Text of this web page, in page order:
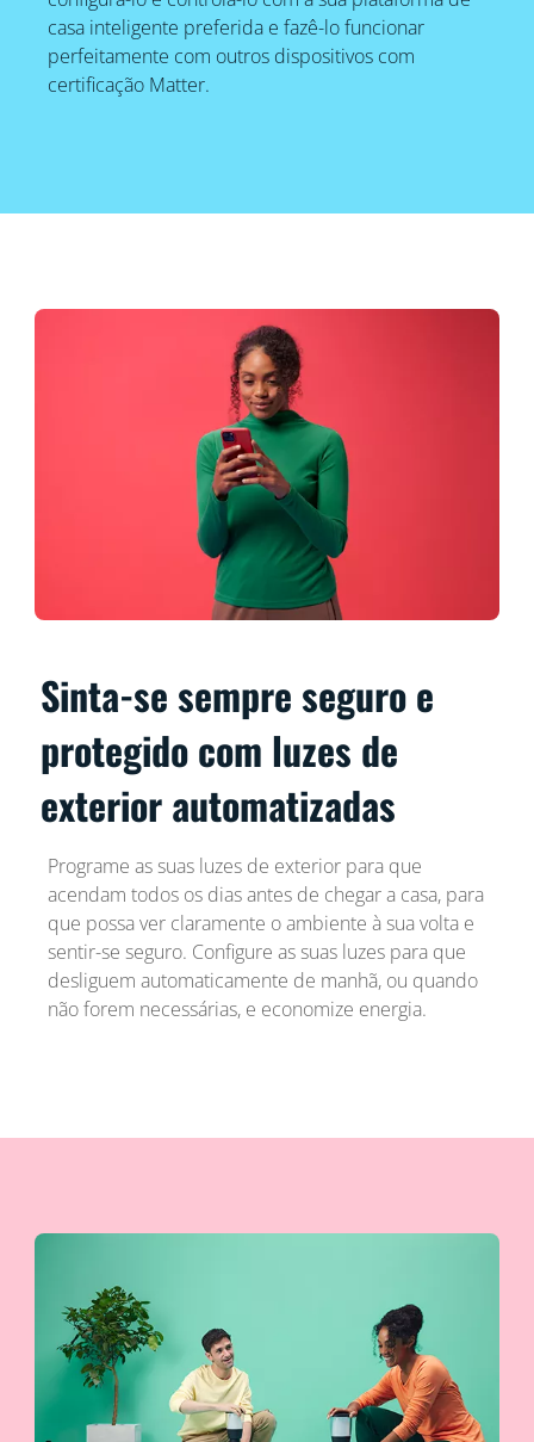
casa inteligente preferida e fazê-lo funcionar
perfeitamente com outros dispositivos com
certificação Matter.
Sinta-se sempre seguro e
protegido com luzes de
exterior automatizadas
Programe as suas luzes de exterior para que
acendam todos os dias antes de chegar a casa, para
que possa ver claramente o ambiente à sua volta e
sentir-se seguro. Configure as suas luzes para que
desliguem automaticamente de manhã, ou quando
não forem necessárias, e economize energia.